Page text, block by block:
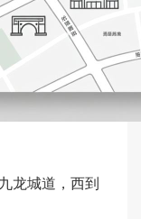
龙城道，西到